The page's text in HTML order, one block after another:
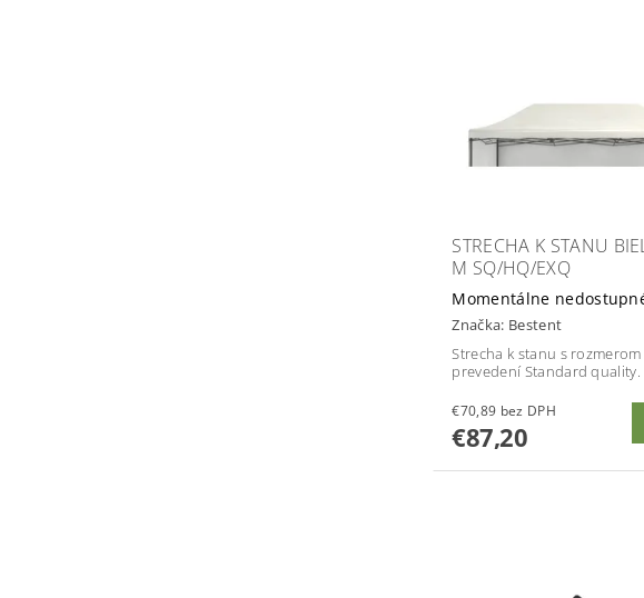
STRECHA K STANU
M SQ/HQ/EXQ
Momentálne
Značka: Bestent
Strecha k stanu s rozmerom
prevedení Standard quality.
€70,89 bez DPH
€87,20